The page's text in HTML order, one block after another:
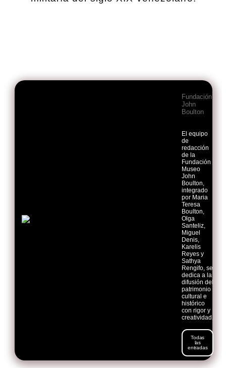
Fundación
John
Boulton
El equipo
de
redacción
de la
Fundación
Museo
John
Boulton,
integrado
por Maria
Teresa
Boulton,
Olga
Santeliz,
Miguel
Denis,
Karelis
Reyes y
Sathya
Rengifo, se
dedica a la
difusión del
patrimonio
cultural e
histórico
con rigor y
creatividad.
Todas
las
entradas